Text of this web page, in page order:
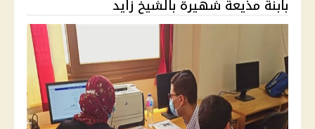
بابنة مذيعة شهيرة بالشيخ زايد